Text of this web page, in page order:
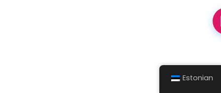
Estonian